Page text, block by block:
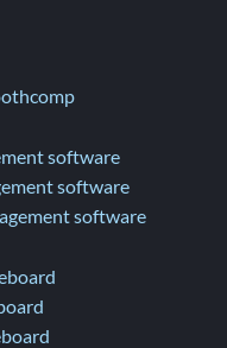
software
software
software